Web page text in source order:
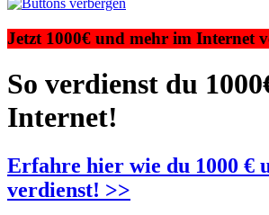
Jetzt 1000€ und mehr im Internet
So verdienst du
Internet!
Erfahre hier wie du 1000 €
verdienst! >>